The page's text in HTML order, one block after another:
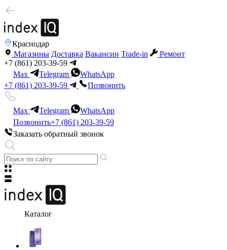
Краснодар
Магазины Доставка Вакансии Trade-in
Ремонт
+7 (861) 203-39-59
Max
Telegram
WhatsApp
+7 (861) 203-39-59
Позвонить
Max Telegram
WhatsApp
Позвонить+7 (861) 203-39-59
Заказать обратный звонок
Каталог